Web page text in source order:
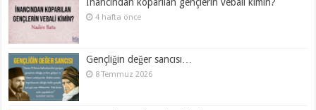
4 hafta önce
Gençliğin değer sancısı…
8 Temmuz 2026